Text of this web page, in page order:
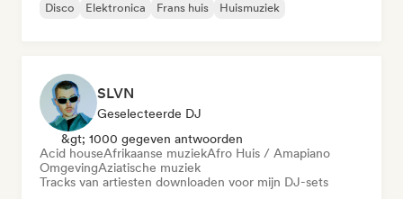
Disco
Elektronica Frans huis Huismuziek
SLVN
Geselecteerde DJ
&gt; 1000 gegeven antwoorden
Acid houseAfrikaanse muziekAfro Huis / Amapiano
OmgevingAziatische muziek
Tracks van artiesten downloaden voor mijn DJ-sets